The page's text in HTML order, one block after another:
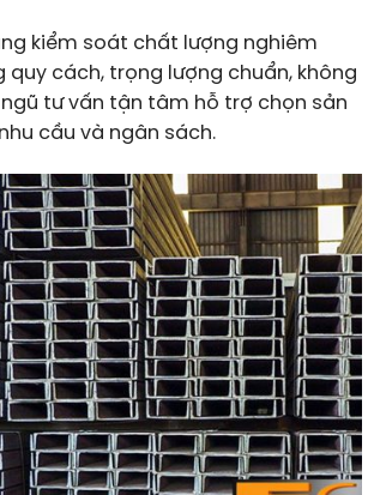
kiểm soát chất lượng nghiêm
quy cách, trọng lượng chuẩn, không
ngũ tư vấn tận tâm hỗ trợ chọn sản
cầu và ngân sách.